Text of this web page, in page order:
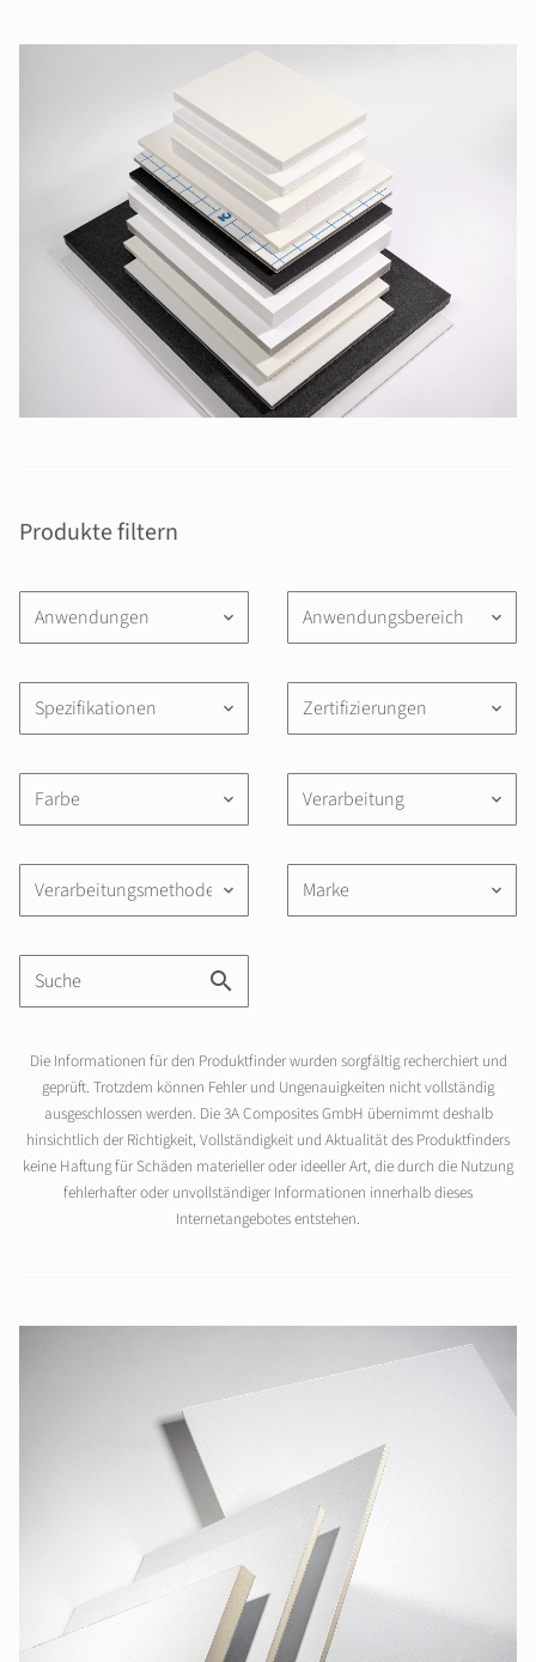
Produkte filtern
Anwendungen keyboard_arrow_down Anwendungsbereich keyboard_arrow_down
Spezifikationen keyboard_arrow_down Zertifizierungen keyboard_arrow_down
Farbe keyboard_arrow_down Verarbeitung keyboard_arrow_down
Verarbeitungsmethodenkeyboard_arrow_down Marke keyboard_arrow_down
Die Informationen für den Produktfinder wurden sorgfältig recherchiert und
geprüft. Trotzdem können Fehler und Ungenauigkeiten nicht vollständig
ausgeschlossen werden. Die 3A Composites GmbH übernimmt deshalb
hinsichtlich der Richtigkeit, Vollständigkeit und Aktualität des Produktfinders
keine Haftung für Schäden materieller oder ideeller Art, die durch die Nutzung
fehlerhafter oder unvollständiger Informationen innerhalb dieses
Internetangebotes entstehen.